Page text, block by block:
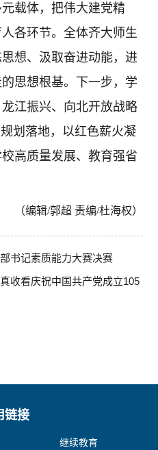
载体，把伟大建党精
各环节。全体齐大师生
想、汲取奋进动能，进
思想根基。下一步，学
江振兴、向北开放战略
划落地，以红色薪火凝
高质量发展、教育强省
（编辑/郭超 责编/杜海权）
书记素质能力大赛决赛
收看庆祝中国共产党成立105
链接
继续教育